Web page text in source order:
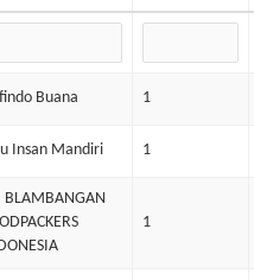
Buana 1
Insan Mandiri 1
BLAMBANGAN
1